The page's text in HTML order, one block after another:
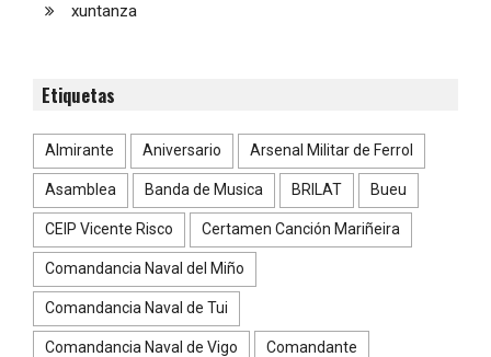
xuntanza
Etiquetas
Almirante Aniversario Arsenal Militar de Ferrol
Asamblea Banda de Musica BRILAT Bueu
CEIP Vicente Risco Certamen Canción Mariñeira
Comandancia Naval del Miño
Comandancia Naval de Tui
Comandancia Naval de Vigo Comandante